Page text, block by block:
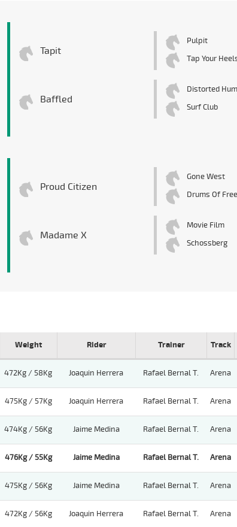
Tapit
Pulpit
Tap Your
Baffled
Distorted
Surf Club
Proud Citizen
Gone West
Drums Of
Madame X
Movie Film
Schossberg
Weight Rider Trainer Track
472Kg / 58Kg Joaquin Herrera Rafael Bernal T. Arena
475Kg / 57Kg Joaquin Herrera Rafael Bernal T. Arena
474Kg / 56Kg Jaime Medina Rafael Bernal T. Arena
476Kg / 55Kg Jaime Medina Rafael Bernal T. Arena
475Kg / 56Kg Jaime Medina Rafael Bernal T. Arena
472Kg / 56Kg Joaquin Herrera Rafael Bernal T. Arena